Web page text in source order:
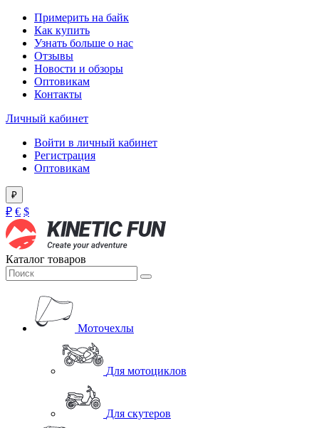
Примерить на байк
Как купить
Узнать больше о нас
Отзывы
Новости и обзоры
Оптовикам
Контакты
Личный кабинет
Войти в личный кабинет
Регистрация
Оптовикам
₽
₽ € $
Каталог товаров
Моточехлы
Для мотоциклов
Для скутеров